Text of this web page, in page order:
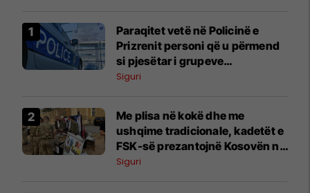
Paraqitet vetë në Policinë e
Prizrenit personi që u përmend
si pjesëtar i grupeve
paramilitare serbe
Siguri
Me plisa në kokë dhe me
ushqime tradicionale, kadetët e
FSK-së prezantojnë Kosovën në
Britani
Siguri